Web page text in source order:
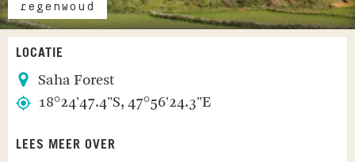
regenwoud
LOCATIE
Saha Forest
18°24'47.4"S, 47°56'24.3"E
LEES MEER OVER